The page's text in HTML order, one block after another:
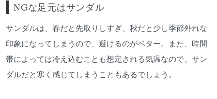
NGな足元はサンダル
サンダルは、春だと先取りしすぎ、秋だと少し季節外れな
印象になってしまうので、避けるのがベター。また、時間
帯によっては冷え込むことも想定される気温なので、サン
ダルだと寒く感じてしまうこともあるでしょう。